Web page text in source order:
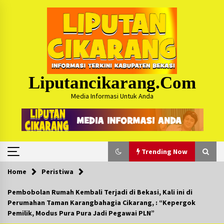
Liputancikarang.com
Media Informasi Untuk Anda
Trending Now
Trending Now
Posko Mudik Kosmi Jurpala 2026 Hadirkan
Pelayanan Penuh bagi Pemudik : Sudah Tahun
Home Peristiwa
Pembobolan Rumah Kembali Terjadi di Bekasi, Kali ini di
Perumahan Taman Karangbahagia Cikarang, : “Kepergok
Pemilik, Modus Pura Pura Jadi Pegawai PLN”